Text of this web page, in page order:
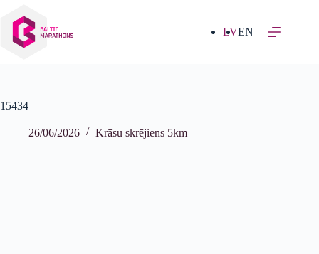
saturu
LVEN
15434
26/06/2026 Krāsu skrējiens 5km